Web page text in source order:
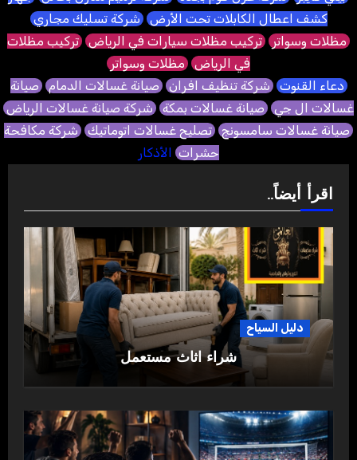
كشف اعطال الكابلات تحت الأرض شركة تسليك مجاري
مظلات وسواتر تركيب مظلات سيارات في الرياض تركيب مظلات
في الرياض مظلات وسواتر
دعاء القنوت شركة تنظيف افران صيانة غسالات الدمام صيانة
غسالات ال جي صيانة غسالات بمكة شركة صيانة غسالات الرياض
صيانة غسالات سامسونج تصليح غسالات اتوماتيك شركة مكافحة
حشرات الأذكار
اقرأ أيضاً..
دليل السياح
شراء اثاث مستعمل